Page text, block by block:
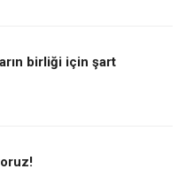
birliği için şart